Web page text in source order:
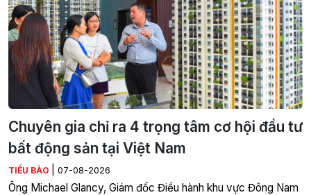
Chuyên gia chỉ ra 4 trọng tâm cơ hội đầu tư
bất động sản tại Việt Nam
TIỂU BẢO 07-08-2026
Ông Michael Glancy, Giám đốc Điều hành khu vực Đông Nam